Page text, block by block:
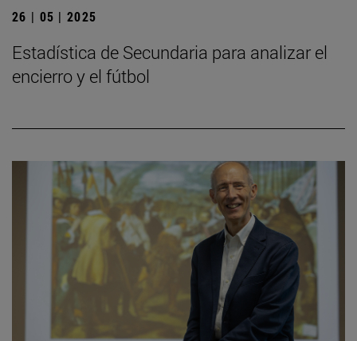
26 | 05 | 2025
Estadística de Secundaria para analizar el
encierro y el fútbol